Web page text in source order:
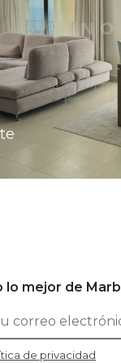
lo mejor de
de privacidad